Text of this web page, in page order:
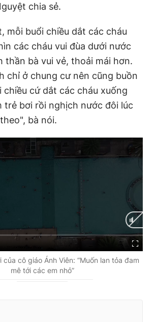
chia sẻ.
mỗi buổi chiều dắt các cháu
các cháu vui đùa dưới nước
thần bà vui vẻ, thoải mái hơn.
chỉ ở chung cư nên cũng buồn
chiều cứ dắt các cháu xuống
trẻ bơi rồi nghịch nước đôi lúc
bà nói.
cô giáo Ánh Viên: “Muốn lan tỏa đam
mê tới các em nhỏ”